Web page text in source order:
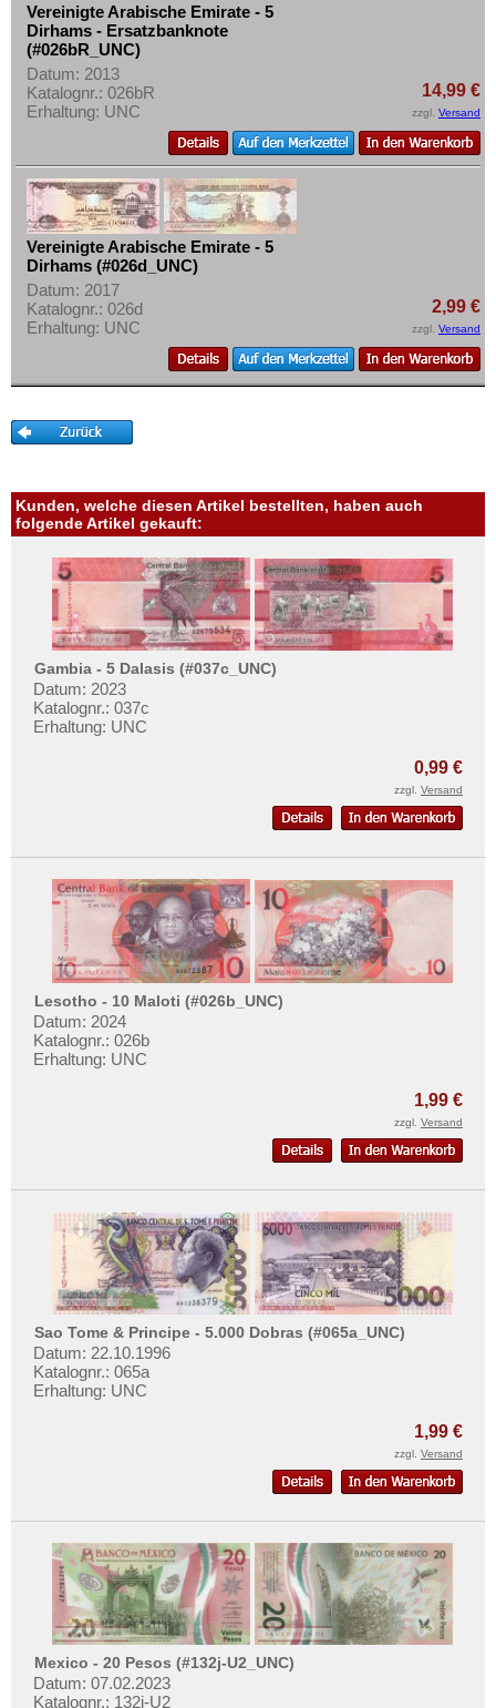
Vereinigte Arabische Emirate - 5
Dirhams - Ersatzbanknote
(#026bR_UNC)
Datum: 2013
Katalognr.: 026bR
Erhaltung: UNC
14,99 €
zzgl. Versand
Vereinigte Arabische Emirate - 5
Dirhams (#026d_UNC)
Datum: 2017
Katalognr.: 026d
Erhaltung: UNC
2,99 €
zzgl. Versand
Kunden, welche diesen Artikel bestellten, haben auch
folgende Artikel gekauft:
Gambia - 5 Dalasis (#037c_UNC)
Datum: 2023
Katalognr.: 037c
Erhaltung: UNC
0,99 €
zzgl. Versand
Lesotho - 10 Maloti (#026b_UNC)
Datum: 2024
Katalognr.: 026b
Erhaltung: UNC
1,99 €
zzgl. Versand
Sao Tome & Principe - 5.000 Dobras (#065a_UNC)
Datum: 22.10.1996
Katalognr.: 065a
Erhaltung: UNC
1,99 €
zzgl. Versand
Mexico - 20 Pesos (#132j-U2_UNC)
Datum: 07.02.2023
Katalognr.: 132j-U2